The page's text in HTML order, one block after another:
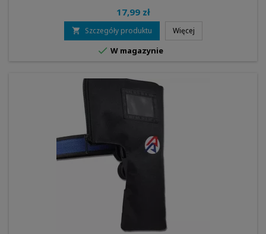
17,99 zł
 Szczegóły produktu Więcej
 W magazynie